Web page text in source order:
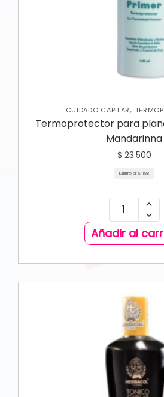
CUIDADO CAPILAR,
Termoprotector para
Mandarinna
$ 23.500
Mililitro a: $ 188
Añadir al